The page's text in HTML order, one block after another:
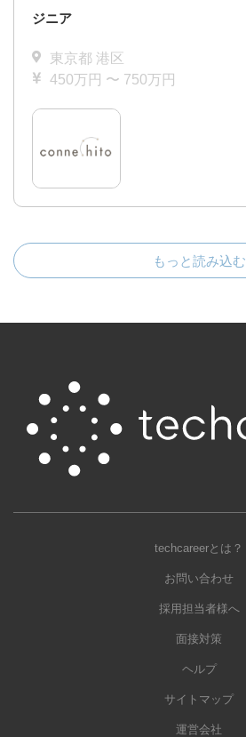
ジニア
東京都 港区
450万円 〜 750万円
もっと読み込む
techcareerとは？
お問い合わせ
採用担当者様へ
面接対策
ヘルプ
サイトマップ
運営会社